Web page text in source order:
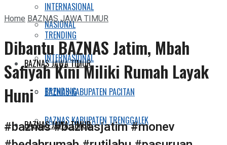
INTERNASIONAL
TRENDING
BAZNAS JAWA TIMUR
BAZNAS KABUPATEN PACITAN
BAZNAS KABUPATEN TRENGGALEK
NASIONAL
INTERNASIONAL
TRENDING
BAZNAS JAWA TIMUR
HomeBAZNAS JAWA TIMUR
Dibantu BAZNAS Jatim, Mbah
Safiyah Kini Miliki Rumah Layak
Huni
#baznas #baznasjatim #monev